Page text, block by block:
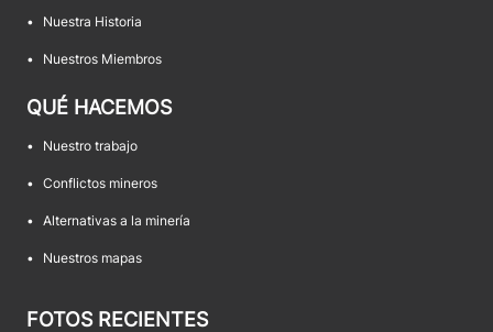
• Nuestra Historia
• Nuestros Miembros
QUÉ HACEMOS
• Nuestro trabajo
• Conflictos mineros
• Alternativas a la minería
• Nuestros mapas
FOTOS RECIENTES